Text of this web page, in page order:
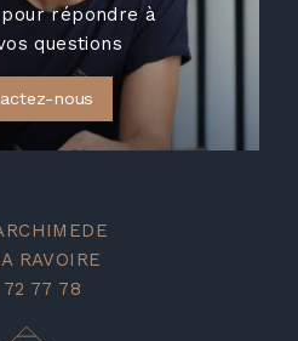
répondre à
questions
nous
RAVOIRE
77 78